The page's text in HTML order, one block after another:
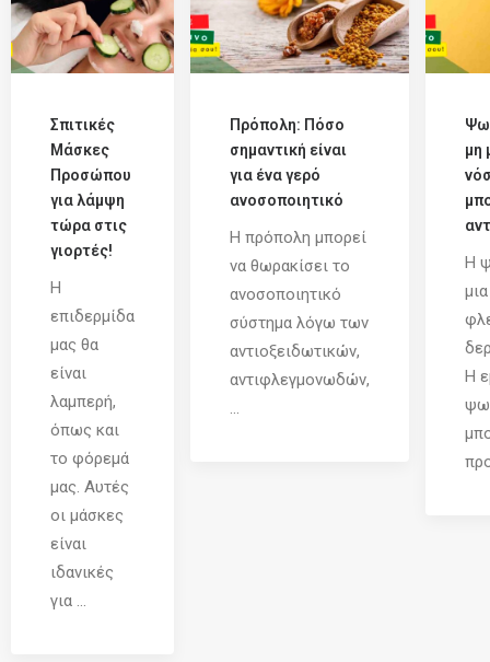
Σπιτικές
Μάσκες
Προσώπου
για λάμψη
τώρα στις
γιορτές!
Η
επιδερμίδα
μας θα
είναι
λαμπερή,
όπως και
το φόρεμά
μας. Αυτές
οι μάσκες
είναι
ιδανικές
για ...
Πρόπολη: Πόσο
σημαντική είναι
για ένα γερό
ανοσοποιητικό
Η πρόπολη μπορεί
να θωρακίσει το
ανοσοποιητικό
σύστημα λόγω των
αντιοξειδωτικών,
αντιφλεγμονωδών,
μη
Η
Η